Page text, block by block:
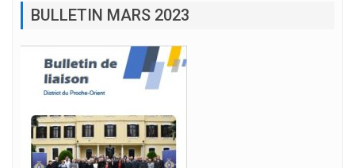
BULLETIN MARS 2023